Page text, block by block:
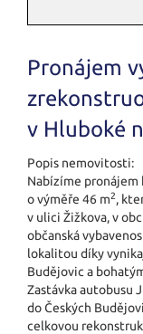
Pronájem
v Hluboké
Popis nemovitosti:
Nabízíme pronájem
o výměře 46 m2,
v ulici Žižkova, v
občanská
lokalitou díky
Budějovic a
Zastávka autobusu
do Českých
celkovou